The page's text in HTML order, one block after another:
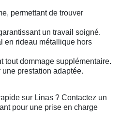
permettant de trouver
un travail soigné.
en rideau métallique hors
tout dommage supplémentaire.
prestation adaptée.
sur Linas ? Contactez un
pour une prise en charge